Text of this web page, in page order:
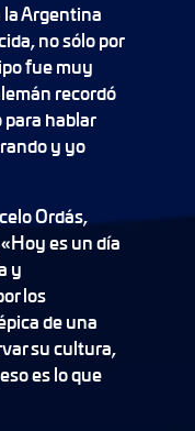
la Argentina
no sólo por
fue muy
recordó
hablar
y yo
Ordás,
es un día
y
los
de una
su cultura,
es lo que